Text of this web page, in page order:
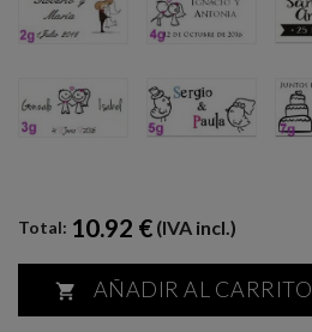
Total: 10.92 € (IVA incl.)
 AÑADIR AL CARRITO